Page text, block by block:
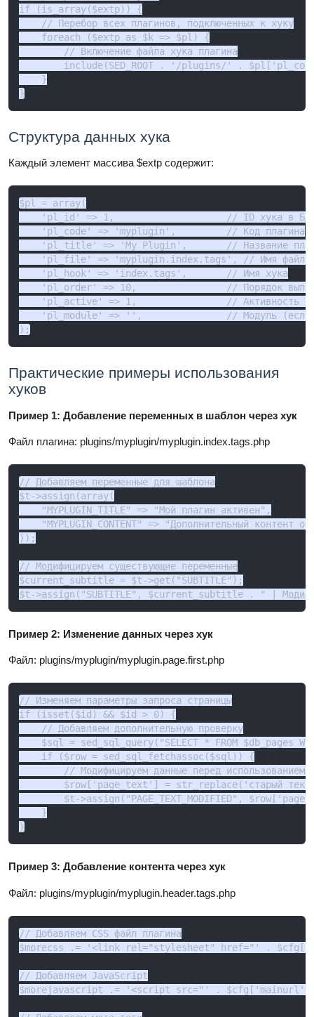
if (is_array($extp)) {
    // Перебор всех плагинов, подключенных к хуку
    foreach ($extp as $k => $pl) {
        // Включение файла хука плагина
include(SED_ROOT . '/plugins/' .
    }
}
Структура данных хука
Каждый элемент массива $extp содержит:
$pl = array(
    'pl_id' => 1,                    // ID хука в БД
    'pl_code' => 'myplugin',         // Код плагина
'pl_title' => 'My Plugin',       // Название
'pl_file' => 'myplugin.index.tags', // Имя
    'pl_hook' => 'index.tags',       // Имя хука
'pl_order' => 10,                // Порядок
'pl_active' => 1,                // Активность
'pl_module' => '',               // Модуль (если
);
Практические примеры использования
хуков
Пример 1: Добавление переменных в шаблон через хук
Файл плагина: plugins/myplugin/myplugin.index.tags.php
// Добавляем переменные для шаблона
$t->assign(array(
    "MYPLUGIN_TITLE" => "Мой плагин активен",
"MYPLUGIN_CONTENT" => "Дополнительный контент от
));
// Модифицируем существующие переменные
$current_subtitle = $t->get("SUBTITLE");
$t->assign("SUBTITLE", $current_subtitle . " |
Пример 2: Изменение данных через хук
Файл: plugins/myplugin/myplugin.page.first.php
// Изменяем параметры запроса страницы
if (isset($id) && $id > 0) {
    // Добавляем дополнительную проверку
$sql = sed_sql_query("SELECT * FROM $db_pages
    if ($row = sed_sql_fetchassoc($sql)) {
// Модифицируем данные перед использованием
$row['page_text'] = str_replace('старый
$t->assign("PAGE_TEXT_MODIFIED",
    }
}
Пример 3: Добавление контента через хук
Файл: plugins/myplugin/myplugin.header.tags.php
// Добавляем CSS файл плагина
$morecss .= '<link rel="stylesheet" href="' .
// Добавляем JavaScript
$morejavascript .= '<script src="' .